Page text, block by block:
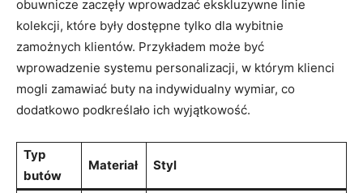
obuwnicze zaczęły wprowadzać ekskluzywne linie
kolekcji, które były dostępne tylko dla wybitnie
zamożnych klientów. Przykładem może być
wprowadzenie systemu personalizacji, w którym klienci
mogli zamawiać buty na indywidualny wymiar, co
dodatkowo podkreślało ich wyjątkowość.
Typ
butów
Materiał Styl